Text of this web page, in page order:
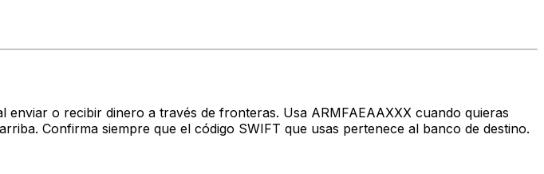
o recibir dinero a través de fronteras. Usa ARMFAEAAXXX cuando quieras
Confirma siempre que el código SWIFT que usas pertenece al banco de destino.